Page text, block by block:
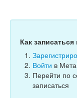
Учитель
Как
Войти в
Перейти по
записаться